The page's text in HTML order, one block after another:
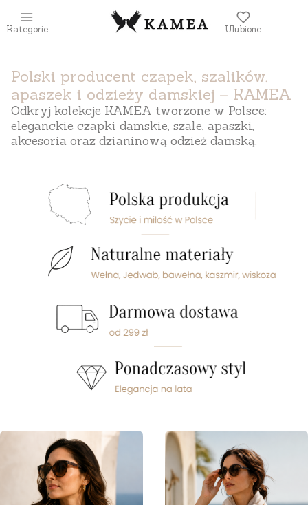
Kategorie Ulubione
Polski producent czapek, szalików,
apaszek i odzieży damskiej – KAMEA
Odkryj kolekcje KAMEA tworzone w Polsce:
eleganckie czapki damskie, szale, apaszki,
akcesoria oraz dzianinową odzież damską.